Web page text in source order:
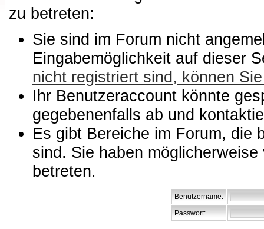
zu betreten:
Sie sind im Forum nicht
Eingabemöglichkeit auf dieser
nicht registriert sind, können
Ihr Benutzeraccount könnte
gegebenenfalls ab und
Es gibt Bereiche im Forum, die
sind. Sie haben
betreten.
Benutzername:
Passwort: